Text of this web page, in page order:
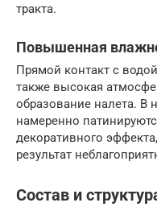
тракта.
Повышенная
Прямой контакт с
также высокая
образование налета. В
намеренно
декоративного
результат
Состав и